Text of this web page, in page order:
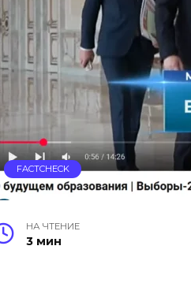
FACTCHECK
НА ЧТЕНИЕ
3 мин